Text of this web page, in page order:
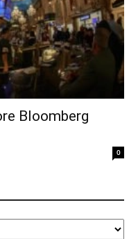
Bloomberg
0